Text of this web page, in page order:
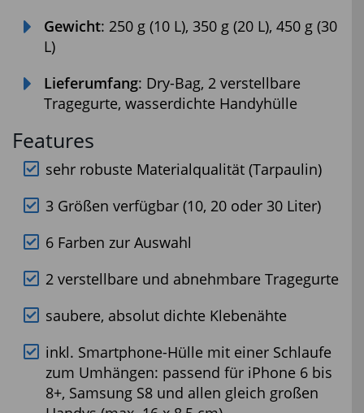
Gewicht: 250 g (10 L), 350 g (20 L), 450 g (30
L)
Lieferumfang: Dry-Bag, 2 verstellbare
Tragegurte, wasserdichte Handyhülle
Features
sehr robuste Materialqualität (Tarpaulin)
3 Größen verfügbar (10, 20 oder 30 Liter)
6 Farben zur Auswahl
2 verstellbare und abnehmbare Tragegurte
saubere, absolut dichte Klebenähte
inkl. Smartphone-Hülle mit einer Schlaufe
zum Umhängen: passend für iPhone 6 bis
8+, Samsung S8 und allen gleich großen